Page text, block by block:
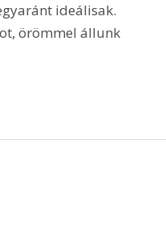
ideálisak.
örömmel állunk